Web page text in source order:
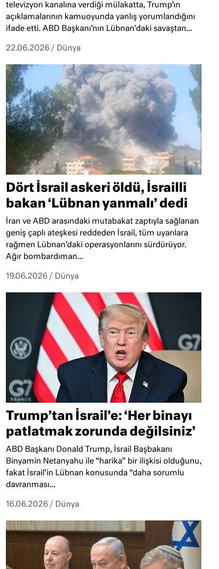
televizyon kanalına verdiği mülakatta, Trump’ın
açıklamalarının kamuoyunda yanlış yorumlandığını
ifade etti. ABD Başkanı’nın Lübnan’daki savaştan...
22.06.2026 / Dünya
Dört İsrail askeri öldü, İsrailli
bakan ‘Lübnan yanmalı’ dedi
İran ve ABD arasındaki mutabakat zaptıyla sağlanan
geniş çaplı ateşkesi reddeden İsrail, tüm uyarılara
rağmen Lübnan’daki operasyonlarını sürdürüyor.
Ağır bombardıman...
19.06.2026 / Dünya
Trump’tan İsrail’e: ‘Her binayı
patlatmak zorunda değilsiniz’
ABD Başkanı Donald Trump, İsrail Başbakanı
Binyamin Netanyahu ile “harika” bir ilişkisi olduğunu,
fakat İsrail’in Lübnan konusunda “daha sorumlu
davranması...
16.06.2026 / Dünya